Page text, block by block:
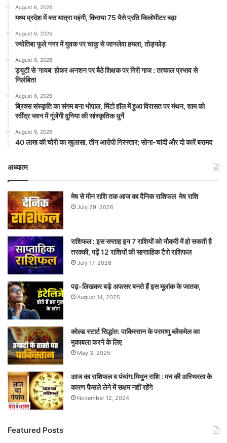
August 6, 2026
मध्य प्रदेश में बस यात्रा महंगी, किराया 75 पैसे प्रति किलोमीटर बढ़ा
August 6, 2026
ज्योतिबा फूले नगर में युवक पर चाकू से जानलेवा हमला, तोड़फोड़
August 6, 2026
ड्यूटी से ‘गायब’ होकर अनशन पर बैठे शिक्षक पर गिरी गाज : तत्काल प्रभाव से
निलंबित!
August 6, 2026
ब्रिक्स संस्कृति का संगम बना भोपाल, मिंटो हॉल में हुआ विरासत पर मंथन, शाम को
रवींद्र भवन में गूंजेंगी दुनिया की सांस्कृतिक धुनें
August 6, 2026
40 लाख की चोरी का खुलासा, तीन आरोपी गिरफ्तार; सोना-चांदी और दो कारें बरामद
अध्यात्म
मेष से मीन राशि तक आज का दैनिक राशिफल मेष राशि
July 29, 2026
राशिफल : इस सप्ताह इन 7 राशियों को नौकरी में हो सकती है
तरक्की, पढ़ें 12 राशियों की साप्ताहिक टैरो राशिफल
July 17, 2026
पढ़-लिखकर बड़े अफसर बनते हैं इस मूलांक के जातक,
August 14, 2025
कोल्ड स्टार्ट सिद्धांत: पाकिस्तान के परमाणु ब्लैकमेल का
मुकाबला करने के लिए
May 3, 2025
आज का राशिफल व पंचांग:मिथुन राशि : मन की अस्थिरता के
कारण फैसले लेने में सक्षम नहीं रहेंगे
November 12, 2024
Featured Posts